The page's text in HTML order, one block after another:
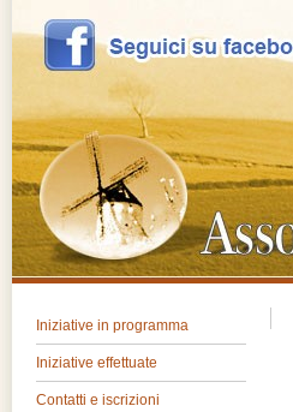
Iniziative in programma
Iniziative effettuate
Contatti e iscrizioni